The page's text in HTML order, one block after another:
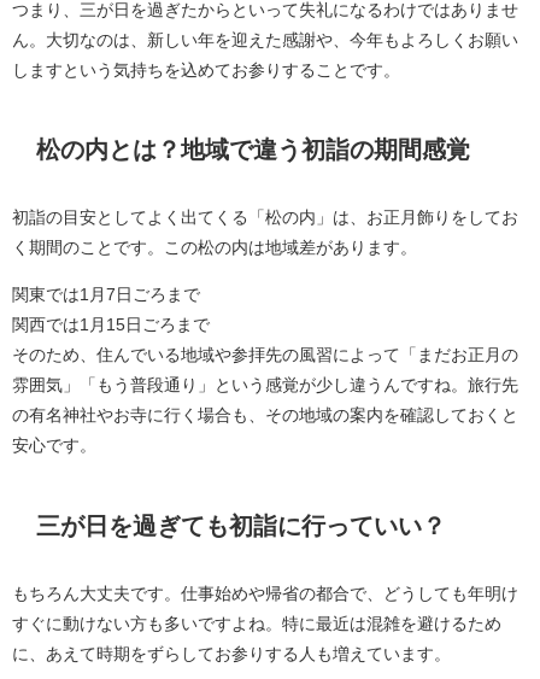
つまり、三が日を過ぎたからといって失礼になるわけではありませ
ん。大切なのは、新しい年を迎えた感謝や、今年もよろしくお願い
しますという気持ちを込めてお参りすることです。
松の内とは？地域で違う初詣の期間感覚
初詣の目安としてよく出てくる「松の内」は、お正月飾りをしてお
く期間のことです。この松の内は地域差があります。
関東では1月7日ごろまで
関西では1月15日ごろまで
そのため、住んでいる地域や参拝先の風習によって「まだお正月の
雰囲気」「もう普段通り」という感覚が少し違うんですね。旅行先
の有名神社やお寺に行く場合も、その地域の案内を確認しておくと
安心です。
三が日を過ぎても初詣に行っていい？
もちろん大丈夫です。仕事始めや帰省の都合で、どうしても年明け
すぐに動けない方も多いですよね。特に最近は混雑を避けるため
に、あえて時期をずらしてお参りする人も増えています。